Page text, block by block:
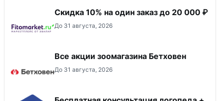
Скидка 10% на один заказ до 20 000 ₽
До 31 августа, 2026
Все акции зоомагазина Бетховен
До 31 августа, 2026